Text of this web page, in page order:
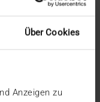
Über Cookies
Anzeigen zu
arbeiten an